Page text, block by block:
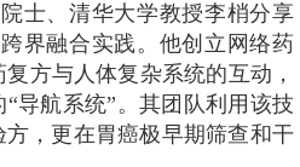
士、清华大学教授李梢分享
界融合实践。他创立网络药
方与人体复杂系统的互动，
导航系统”。其团队利用该技
，更在胃癌极早期筛查和干